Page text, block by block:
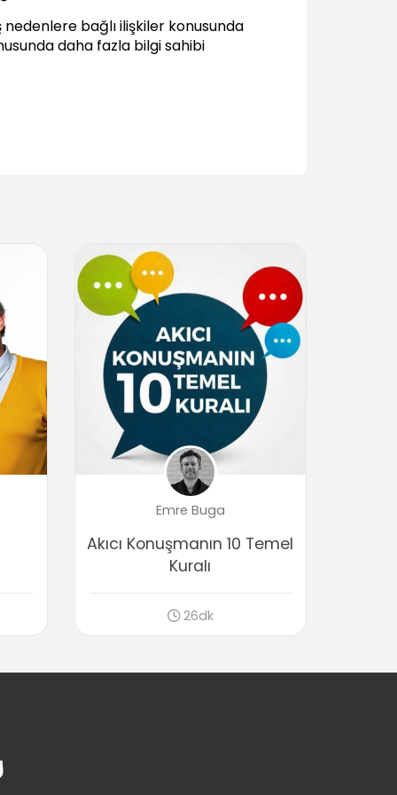
nedenlere bağlı ilişkiler konusunda
daha fazla bilgi sahibi
Emre Buga
Akıcı Konuşmanın 10 Temel
Kuralı
26dk